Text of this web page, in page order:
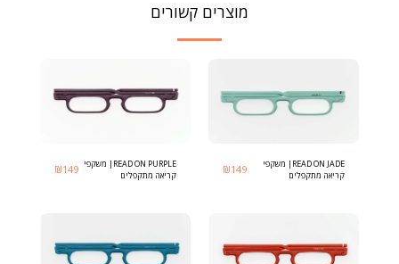
מוצרים קשורים
READ ON JADE| משקפי
קריאה מתקפלים
₪149
READ ON PURPLE| משקפי
קריאה מתקפלים
₪149